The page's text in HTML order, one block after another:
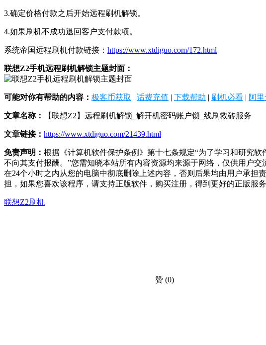
3.确定价格付款之后开始远程刷机解锁。
4.如果刷机不成功退回客户支付款项。
系统帝国远程刷机付款链接： https://www.xtdiguo.com/172.html
联想Z2手机远程刷机解锁主题封面：
可能对你有帮助的内容： 极客币获取 | 话费充值 | 下载帮助 | 刷机必看 | 阿
文章名称： 【联想Z2】远程刷机解锁_解开机密码账户锁_线刷救砖服务
文章链接： https://www.xtdiguo.com/21439.html
免责声明： 根据《计算机软件保护条例》第十七条规定“为了学习和研究
不向其支付报酬。”您需知晓本站所有内容资源均来源于网络，仅供用户
在24个小时之内从您的电脑中彻底删除上述内容，否则后果均由用户承
担，如果您喜欢该程序，请支持正版软件，购买注册，得到更好的正版服务
联想Z2刷机
赞 (0)